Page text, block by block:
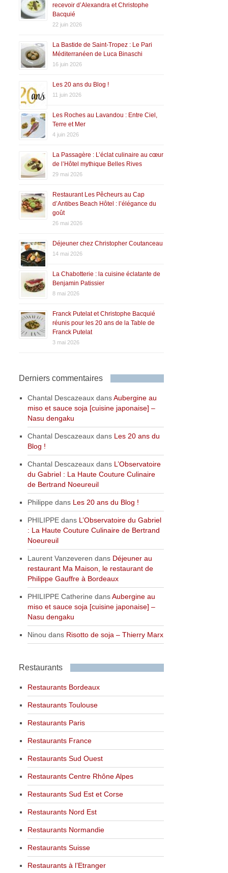
recevoir d’Alexandra et Christophe
Bacquié
22 juin 2026
La Bastide de Saint-Tropez : Le Pari
Méditerranéen de Luca Binaschi
16 juin 2026
Les 20 ans du Blog !
11 juin 2026
Les Roches au Lavandou : Entre Ciel,
Terre et Mer
4 juin 2026
La Passagère : L’éclat culinaire au cœur
de l’Hôtel mythique Belles Rives
29 mai 2026
Restaurant Les Pêcheurs au Cap
d’Antibes Beach Hôtel : l’élégance du
goût
26 mai 2026
Déjeuner chez Christopher Coutanceau
14 mai 2026
La Chabotterie : la cuisine éclatante de
Benjamin Patissier
8 mai 2026
Franck Putelat et Christophe Bacquié
réunis pour les 20 ans de la Table de
Franck Putelat
3 mai 2026
Derniers commentaires
Chantal Descazeaux dansAubergine au
miso et sauce soja [cuisine japonaise] –
Nasu dengaku
Chantal Descazeaux dans Les 20 ans du
Blog !
Chantal Descazeaux dans L’Observatoire
du Gabriel : La Haute Couture Culinaire
de Bertrand Noeureuil
Philippe dans Les 20 ans du Blog !
PHILIPPE dans L’Observatoire du Gabriel
: La Haute Couture Culinaire de Bertrand
Noeureuil
Laurent Vanzeveren dans Déjeuner au
restaurant Ma Maison, le restaurant de
Philippe Gauffre à Bordeaux
PHILIPPE Catherine dansAubergine au
miso et sauce soja [cuisine japonaise] –
Nasu dengaku
Ninou dans Risotto de soja – Thierry Marx
Restaurants
Restaurants Bordeaux
Restaurants Toulouse
Restaurants Paris
Restaurants France
Restaurants Sud Ouest
Restaurants Centre Rhône Alpes
Restaurants Sud Est et Corse
Restaurants Nord Est
Restaurants Normandie
Restaurants Suisse
Restaurants à l’Etranger